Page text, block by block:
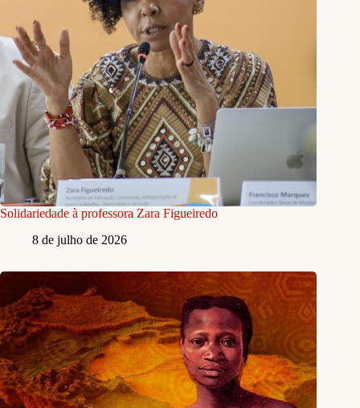
Solidariedade à professora Zara Figueiredo
8 de julho de 2026